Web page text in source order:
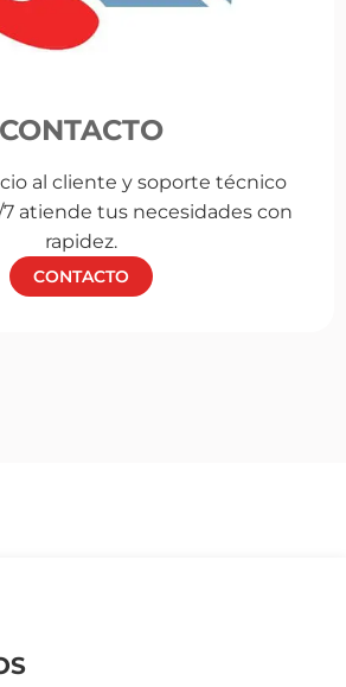
CONTACTO
al cliente y soporte técnico
atiende tus necesidades con
rapidez.
CONTACTO